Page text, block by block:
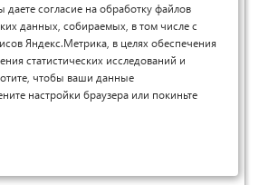
открытого доступа, лицензирования
материалов
даете согласие на обработку файлов
данных, собираемых, в том числе с
Яндекс.Метрика, в целях обеспечения
статистических исследований и
чтобы ваши данные
настройки браузера или покиньте